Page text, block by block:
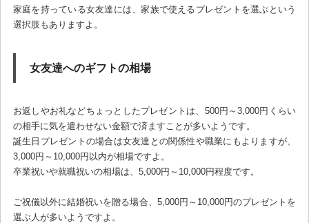
家庭を持っている女友達には、家族で使えるプレゼントを選ぶという
選択肢もありますよ。
女友達へのギフトの相場
お返しやお礼などちょっとしたプレゼントは、500円～3,000円くらい
の相手に気を遣わせない金額で済ますことが多いようです。
誕生日プレゼントの場合は女友達との関係性や職業にもよりますが、
3,000円～10,000円以内が相場ですよ。
卒業祝いや就職祝いの相場は、5,000円～10,000円程度です。
ご祝儀以外に結婚祝いを贈る場合、5,000円～10,000円のプレゼントを
選ぶ人が多いようですよ。